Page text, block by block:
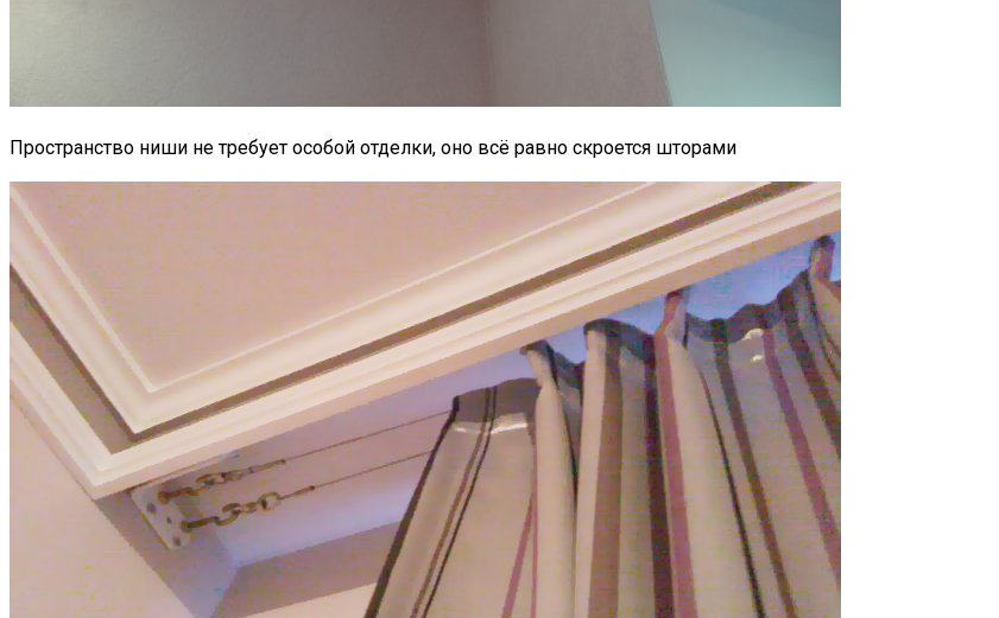
Пространство ниши не требует особой отделки, оно всё равно скроется шторами